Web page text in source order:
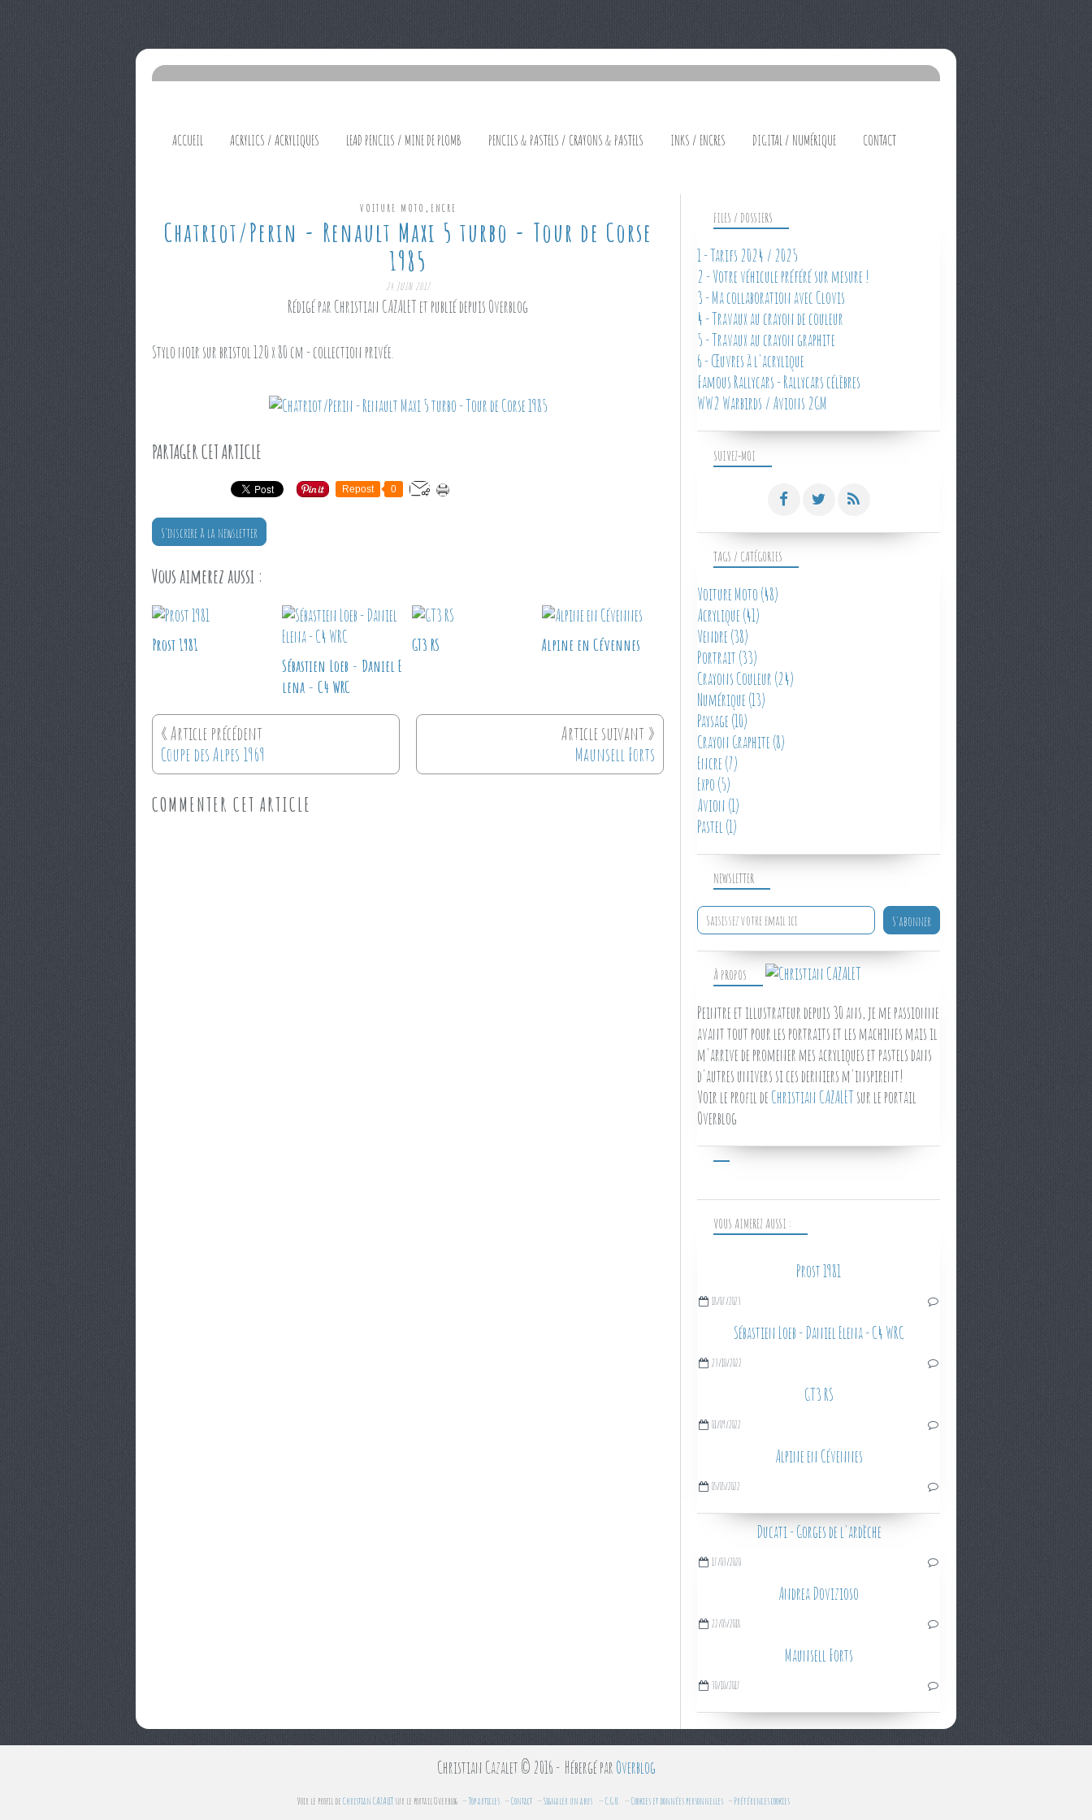
ACCUEIL ACRYLICS / ACRYLIQUES LEAD PENCILS / MINE DE PLOMB PENCILS & PASTELS / CRAYONS & PASTELS INKS / ENCRES DIGITAL / NUMÉRIQUE CONTACT
VOITURE MOTO , ENCRE
Chatriot/Perin - Renault Maxi 5 turbo - Tour de Corse
1985
24 JUIN 2017
Rédigé par Christian CAZALET et publié depuis Overblog
Stylo noir sur bristol 120 x 80 cm - collection privée.
PARTAGER CET ARTICLE
Repost 0
S'inscrire à la newsletter
Vous aimerez aussi :
Prost 1981
Sébastien Loeb - Daniel E
lena - C4 WRC
GT3 RS Alpine en Cévennes
Coupe des Alpes 1969 Maunsell Forts
COMMENTER CET ARTICLE
NEWSLETTER
SUIVEZ-MOI
À PROPOS
Peintre et illustrateur depuis 30 ans, je me passionne
avant tout pour les portraits et les machines mais il
m'arrive de promener mes acryliques et pastels dans
d'autres univers si ces derniers m'inspirent!
Voir le profil de Christian CAZALET sur le portail
Overblog
VOUS AIMEREZ AUSSI :
Prost 1981
18/07/2023
Sébastien Loeb - Daniel Elena - C4 WRC
23/10/2022
GT3 RS
01/09/2022
Alpine en Cévennes
05/05/2022
Ducati - Gorges de l'ardèche
17/03/2020
Andrea Dovizioso
22/05/2018
Maunsell Forts
30/10/2017
FILES / DOSSIERS
1 - Tarifs 2024 / 2025
2 - Votre véhicule préféré sur mesure !
3 - Ma collaboration avec Clovis
4 - Travaux au crayon de couleur
5 - Travaux au crayon graphite
6 - Œuvres à l'acrylique
Famous Rallycars - Rallycars célèbres
WW2 Warbirds / Avions 2GM
TAGS / CATÉGORIES
Voiture Moto (48)
Acrylique (41)
Vendre (38)
Portrait (33)
Crayons Couleur (24)
Numérique (13)
Paysage (10)
Crayon Graphite (8)
Encre (7)
Expo (5)
Avion (1)
Pastel (1)
Christian Cazalet © 2016 - Hébergé par Overblog
Voir le profil de Christian CAZALET sur le portail Overblog Top articles Contact Signaler un abus C.G.U. Cookies et données personnelles Préférences cookies